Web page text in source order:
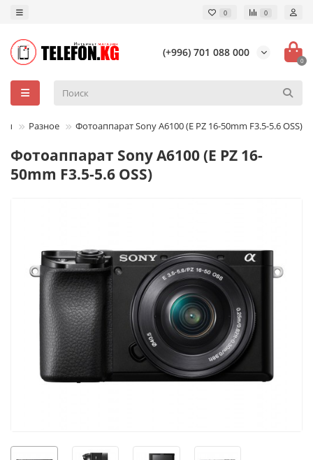
0 0
(+996) 701 088 000
0
Разное Фотоаппарат Sony A6100 (E PZ 16-50mm F3.5-5.6 OSS)
Фотоаппарат Sony A6100 (E PZ 16-
50mm F3.5-5.6 OSS)